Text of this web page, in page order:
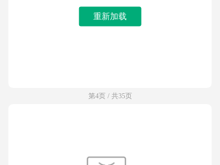
重新加载
第4页 / 共35页